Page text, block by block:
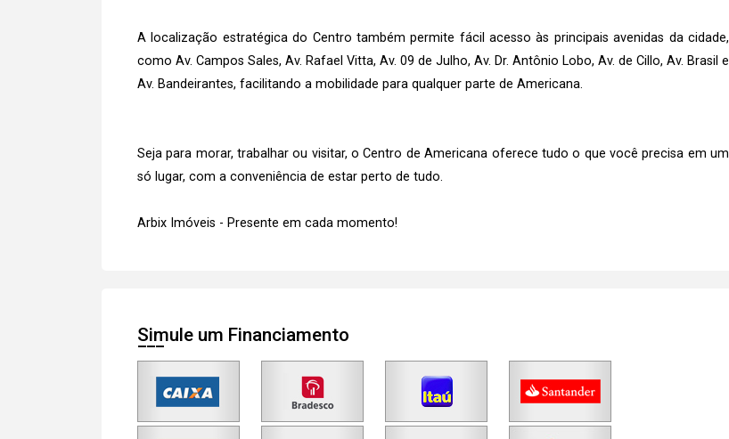
A localização estratégica do Centro também permite fácil acesso às principais avenidas da cidade,
como Av. Campos Sales, Av. Rafael Vitta, Av. 09 de Julho, Av. Dr. Antônio Lobo, Av. de Cillo, Av. Brasil e
Av. Bandeirantes, facilitando a mobilidade para qualquer parte de Americana.
Seja para morar, trabalhar ou visitar, o Centro de Americana oferece tudo o que você precisa em um
só lugar, com a conveniência de estar perto de tudo.
Arbix Imóveis - Presente em cada momento!
Simule um Financiamento